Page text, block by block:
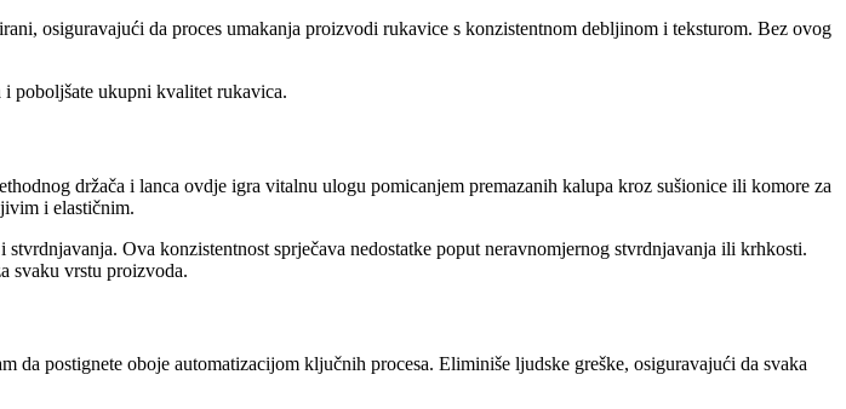
osiguravajući da proces umakanja proizvodi rukavice s konzistentnom debljinom i teksturom. Bez ovog
poboljšate ukupni kvalitet rukavica.
držača i lanca ovdje igra vitalnu ulogu pomicanjem premazanih kalupa kroz sušionice ili komore za
i elastičnim.
Ova konzistentnost sprječava nedostatke poput neravnomjernog stvrdnjavanja ili krhkosti.
svaku vrstu proizvoda.
postignete oboje automatizacijom ključnih procesa. Eliminiše ljudske greške, osiguravajući da svaka